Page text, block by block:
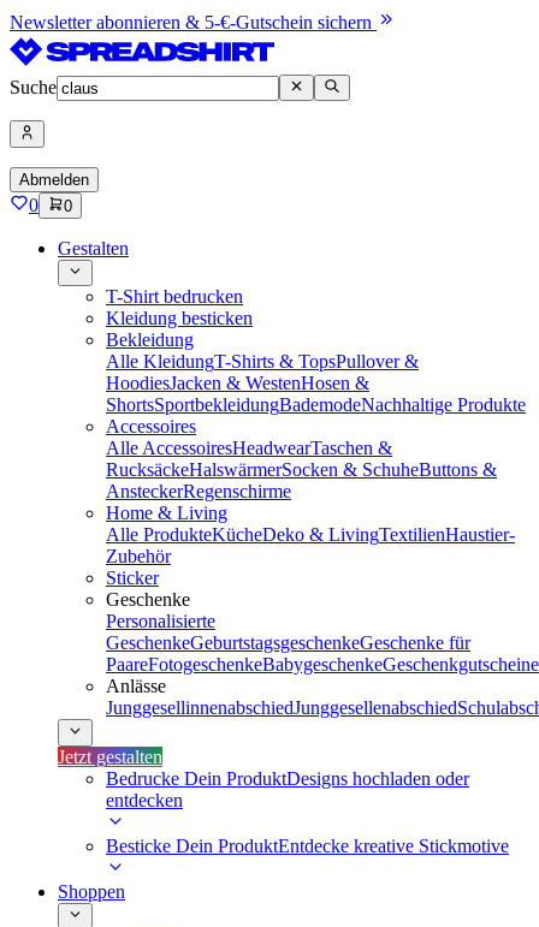
Newsletter abonnieren & 5-€-Gutschein sichern
Suche
Abmelden
0 0
Gestalten
T-Shirt bedrucken
Kleidung besticken
Bekleidung
Alle KleidungT-Shirts & TopsPullover &
HoodiesJacken & WestenHosen &
ShortsSportbekleidungBademodeNachhaltige Produkte
Accessoires
Alle AccessoiresHeadwearTaschen &
RucksäckeHalswärmerSocken & SchuheButtons &
AnsteckerRegenschirme
Home & Living
Alle ProdukteKücheDeko & LivingTextilienHaustier-
Zubehör
Sticker
Geschenke
Personalisierte
GeschenkeGeburtstagsgeschenkeGeschenke für
PaareFotogeschenkeBabygeschenkeGeschenkgutscheine
Anlässe
JunggesellinnenabschiedJunggesellenabschied
Jetzt gestalten
Bedrucke Dein ProduktDesigns hochladen oder
entdecken
Besticke Dein ProduktEntdecke kreative Stickmotive
Shoppen